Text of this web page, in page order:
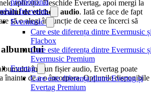
promoțional
frecvente
Evermusic
Care este diferența dintre Evermusic
Flacbox
Care este diferența dintre Evermusic
Evermusic Premium
Evertag
Care este diferența dintre Evertag și
Evertag Premium
aplicații. Deschide Evertag, apoi mergi la
de etichete audio. Iată ce face de fapt
să o alegi în funcție de ceea ce încerci să
albumului
într-un fișier audio, Evertag poate
înainte de a o încorpora. Opțiunile disponibile